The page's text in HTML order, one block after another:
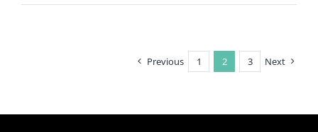
Acompañamiento
Gracias
Previous 1 2 3 Next